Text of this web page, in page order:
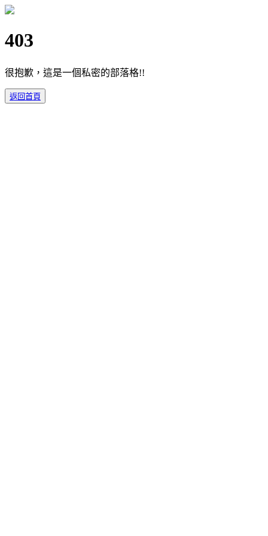
403
很抱歉，這是一個私密的部落格!!
返回首頁